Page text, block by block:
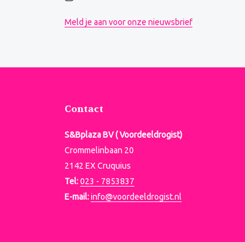
Meld je aan voor onze nieuwsbrief
Contact
S&Bplaza BV ( Voordeeldrogist)
Crommelinbaan 20
2142 EX Cruquius
Tel:023 - 7853837
E-mail:info@voordeeldrogist.nl